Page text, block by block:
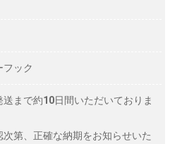
フック
送まで約10日間いただいておりま
次第、正確な納期をお知らせいた